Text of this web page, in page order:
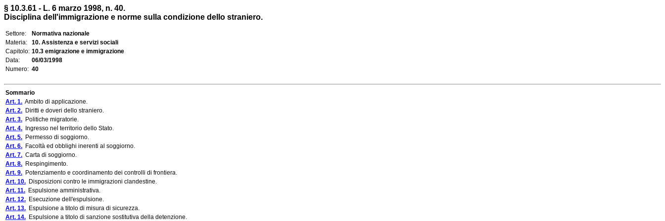
§ 10.3.61 - L. 6 marzo 1998, n. 40.
Disciplina dell'immigrazione e norme sulla condizione dello straniero.
Settore:
Normativa nazionale
Materia:
10. Assistenza e servizi sociali
Capitolo: 10.3 emigrazione e immigrazione
Data:
06/03/1998
Numero: 40
Sommario
Art. 1. Ambito di applicazione.
Art. 2. Diritti e doveri dello straniero.
Art. 3. Politiche migratorie.
Art. 4. Ingresso nel territorio dello Stato.
Art. 5. Permesso di soggiorno.
Art. 6. Facoltà ed obblighi inerenti al soggiorno.
Art. 7. Carta di soggiorno.
Art. 8. Respingimento.
Art. 9. Potenziamento e coordinamento dei controlli di frontiera.
Art. 10. Disposizioni contro le immigrazioni clandestine.
Art. 11. Espulsione amministrativa.
Art. 12. Esecuzione dell'espulsione.
Art. 13. Espulsione a titolo di misura di sicurezza.
Art. 14. Espulsione a titolo di sanzione sostitutiva della detenzione.